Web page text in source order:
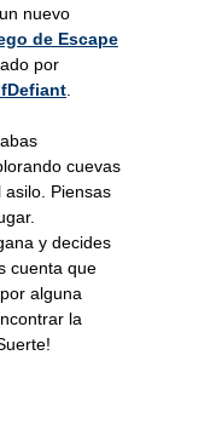
nuevo
de Escape
por
.
cuevas
Piensas
y decides
cuenta que
alguna
la